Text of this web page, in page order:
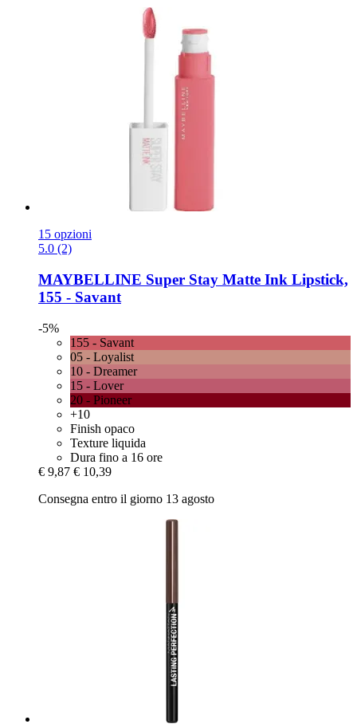
15 opzioni
5.0 (2)
MAYBELLINE Super Stay Matte Ink Lipstick,
155 -​ Savant
-5%
155 - Savant
05 - Loyalist
10 - Dreamer
15 - Lover
20 - Pioneer
+10
Finish opaco
Texture liquida
Dura fino a 16 ore
€ 9,87 € 10,39
Consegna entro il giorno 13 agosto